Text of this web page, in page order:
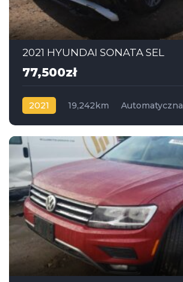
2021 HYUNDAI SONATA SEL
77,500zł
2021 19,242km Automatyczna